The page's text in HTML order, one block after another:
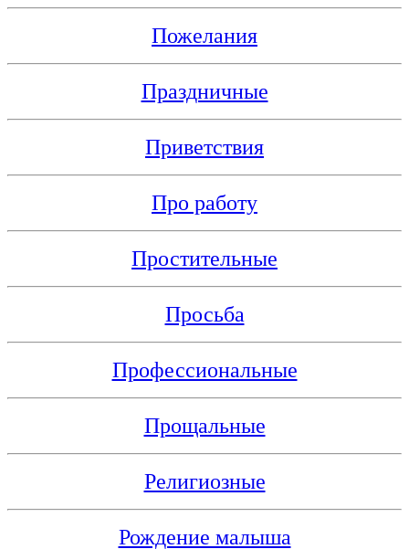
Пожелания
Праздничные
Приветствия
Про работу
Простительные
Просьба
Профессиональные
Прощальные
Религиозные
Рождение малыша